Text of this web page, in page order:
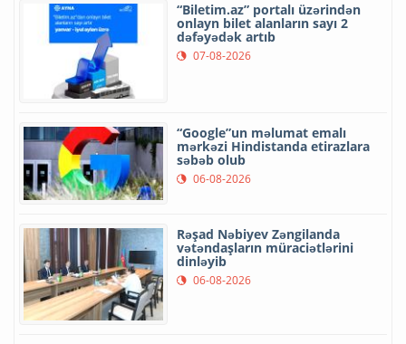
“Biletim.az” portalı üzərindən
onlayn bilet alanların sayı 2
dəfəyədək artıb
07-08-2026
“Google”un məlumat emalı
mərkəzi Hindistanda etirazlara
səbəb olub
06-08-2026
Rəşad Nəbiyev Zəngilanda
vətəndaşların müraciətlərini
dinləyib
06-08-2026